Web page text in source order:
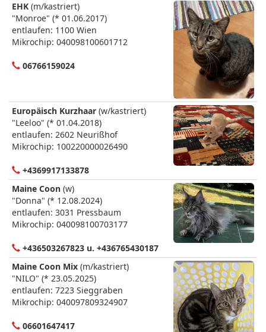
EHK (m/kastriert)
"Monroe" (* 01.06.2017)
entlaufen: 1100 Wien
Mikrochip: 040098100601712
06766159024
Europäisch Kurzhaar (w/kastriert)
"Leeloo" (* 01.04.2018)
entlaufen: 2602 Neurißhof
Mikrochip: 100220000026490
+4369917133878
Maine Coon (w)
"Donna" (* 12.08.2024)
entlaufen: 3031 Pressbaum
Mikrochip: 040098100703177
+436503267823 u. +436765430187
Maine Coon Mix (m/kastriert)
"NILO" (* 23.05.2025)
entlaufen: 7223 Sieggraben
Mikrochip: 040097809324907
06601647417